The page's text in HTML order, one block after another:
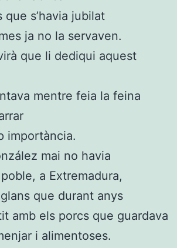
que s’havia jubilat
ja no la servaven.
que li dediqui aquest
mentre feia la feina
importància.
mai no havia
a Extremadura,
que durant anys
amb els porcs que guardava
i alimentoses.